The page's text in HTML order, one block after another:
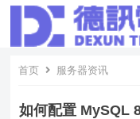
首页 服务器资讯
如何配置 MySQL